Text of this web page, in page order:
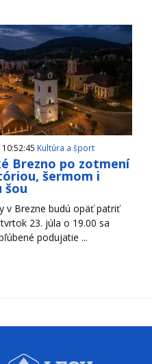
Kultúra a šport
Brezno po zotmení
šermom i
šou
v Brezne budú opäť patriť
23. júla o 19.00 sa
podujatie ...